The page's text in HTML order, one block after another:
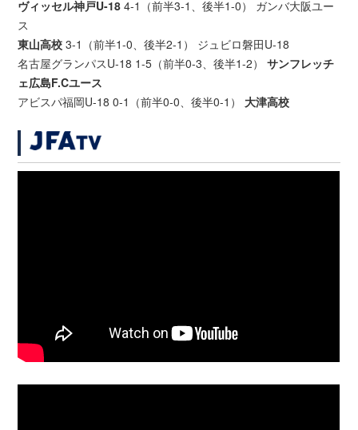
ヴィッセル神戸U-18 4-1（前半3-1、後半1-0） ガンバ大阪ユー
ス
東山高校 3-1（前半1-0、後半2-1） ジュビロ磐田U-18
名古屋グランパスU-18 1-5（前半0-3、後半1-2）サンフレッチ
ェ広島F.Cユース
アビスパ福岡U-18 0-1（前半0-0、後半0-1） 大津高校